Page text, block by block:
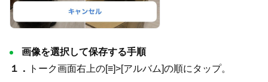
画像を選択して保存する手順
１．
トーク画面右上の[≡]>[アルバム]の順にタップ。